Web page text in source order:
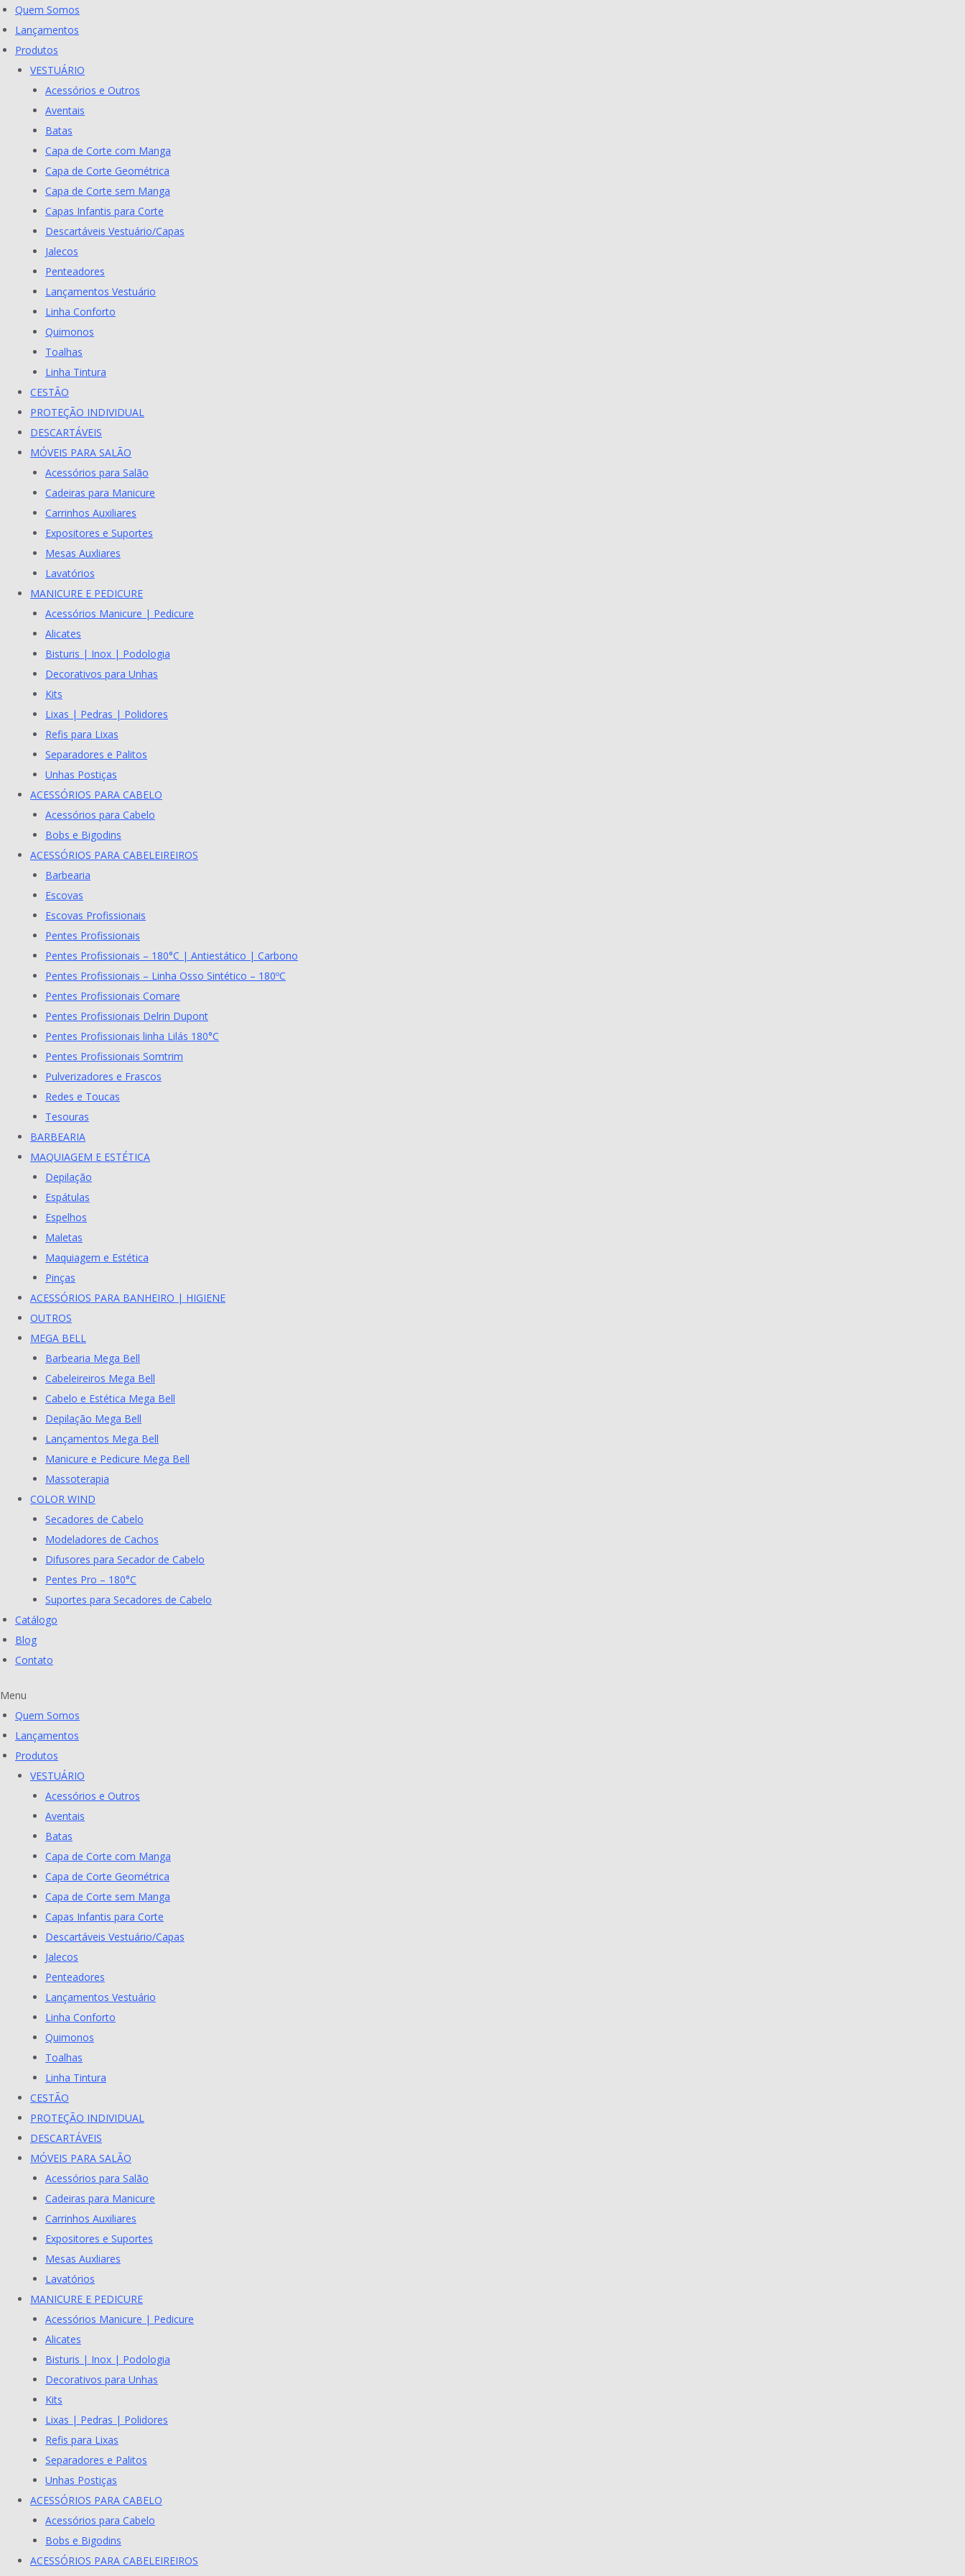
Skip
to
content
Quem Somos
Lançamentos
Produtos
VESTUÁRIO
Acessórios e Outros
Aventais
Batas
Capa de Corte com Manga
Capa de Corte Geométrica
Capa de Corte sem Manga
Capas Infantis para Corte
Descartáveis Vestuário/Capas
Jalecos
Penteadores
Lançamentos Vestuário
Linha Conforto
Quimonos
Toalhas
Linha Tintura
CESTÃO
PROTEÇÃO INDIVIDUAL
DESCARTÁVEIS
MÓVEIS PARA SALÃO
Acessórios para Salão
Cadeiras para Manicure
Carrinhos Auxiliares
Expositores e Suportes
Mesas Auxliares
Lavatórios
MANICURE E PEDICURE
Acessórios Manicure | Pedicure
Alicates
Bisturis | Inox | Podologia
Decorativos para Unhas
Kits
Lixas | Pedras | Polidores
Refis para Lixas
Separadores e Palitos
Unhas Postiças
ACESSÓRIOS PARA CABELO
Acessórios para Cabelo
Bobs e Bigodins
ACESSÓRIOS PARA CABELEIREIROS
Barbearia
Escovas
Escovas Profissionais
Pentes Profissionais
Pentes Profissionais – 180°C | Antiestático | Carbono
Pentes Profissionais – Linha Osso Sintético – 180ºC
Pentes Profissionais Comare
Pentes Profissionais Delrin Dupont
Pentes Profissionais linha Lilás 180°C
Pentes Profissionais Somtrim
Pulverizadores e Frascos
Redes e Toucas
Tesouras
BARBEARIA
MAQUIAGEM E ESTÉTICA
Depilação
Espátulas
Espelhos
Maletas
Maquiagem e Estética
Pinças
ACESSÓRIOS PARA BANHEIRO | HIGIENE
OUTROS
MEGA BELL
Barbearia Mega Bell
Cabeleireiros Mega Bell
Cabelo e Estética Mega Bell
Depilação Mega Bell
Lançamentos Mega Bell
Manicure e Pedicure Mega Bell
Massoterapia
COLOR WIND
Secadores de Cabelo
Modeladores de Cachos
Difusores para Secador de Cabelo
Pentes Pro – 180°C
Suportes para Secadores de Cabelo
Catálogo
Blog
Contato
Menu
Quem Somos
Lançamentos
Produtos
VESTUÁRIO
Acessórios e Outros
Aventais
Batas
Capa de Corte com Manga
Capa de Corte Geométrica
Capa de Corte sem Manga
Capas Infantis para Corte
Descartáveis Vestuário/Capas
Jalecos
Penteadores
Lançamentos Vestuário
Linha Conforto
Quimonos
Toalhas
Linha Tintura
CESTÃO
PROTEÇÃO INDIVIDUAL
DESCARTÁVEIS
MÓVEIS PARA SALÃO
Acessórios para Salão
Cadeiras para Manicure
Carrinhos Auxiliares
Expositores e Suportes
Mesas Auxliares
Lavatórios
MANICURE E PEDICURE
Acessórios Manicure | Pedicure
Alicates
Bisturis | Inox | Podologia
Decorativos para Unhas
Kits
Lixas | Pedras | Polidores
Refis para Lixas
Separadores e Palitos
Unhas Postiças
ACESSÓRIOS PARA CABELO
Acessórios para Cabelo
Bobs e Bigodins
ACESSÓRIOS PARA CABELEIREIROS